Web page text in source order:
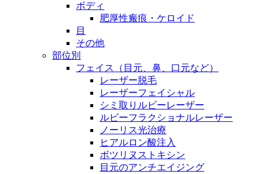
ボディ
肥厚性瘢痕・ケロイド
目
その他
部位別
フェイス（目元、鼻、口元など）
レーザー脱毛
レーザーフェイシャル
シミ取りルビーレーザー
ルビーフラクショナルレーザー
ノーリス光治療
ヒアルロン酸注入
ボツリヌストキシン
目元のアンチエイジング